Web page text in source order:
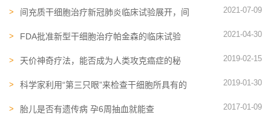
间充质干细胞治疗新冠肺炎临床试验展开，间
2021-07-09
FDA批准新型干细胞治疗帕金森的临床试验 2021-04-30
天价神奇疗法，能否成为人类攻克癌症的秘
2019-02-15
科学家利用“第三只眼”来检查干细胞所具有的
2019-01-30
胎儿是否有遗传病 孕6周抽血就能查 2017-01-09